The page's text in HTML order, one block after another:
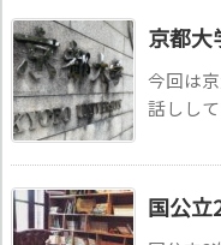
京都大
今回は
話しし
国公立